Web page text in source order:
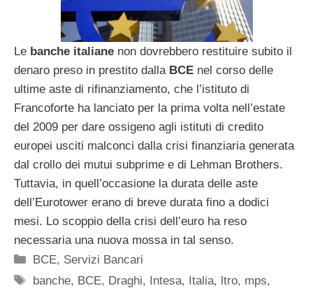
Le banche italiane non dovrebbero restituire subito il
denaro preso in prestito dalla BCE nel corso delle
ultime aste di rifinanziamento, che l’istituto di
Francoforte ha lanciato per la prima volta nell’estate
del 2009 per dare ossigeno agli istituti di credito
europei usciti malconci dalla crisi finanziaria generata
dal crollo dei mutui subprime e di Lehman Brothers.
Tuttavia, in quell’occasione la durata delle aste
dell’Eurotower erano di breve durata fino a dodici
mesi. Lo scoppio della crisi dell’euro ha reso
necessaria una nuova mossa in tal senso.
Categorie
BCE, Servizi Bancari
Tag
banche, BCE, Draghi, Intesa, Italia, ltro, mps,